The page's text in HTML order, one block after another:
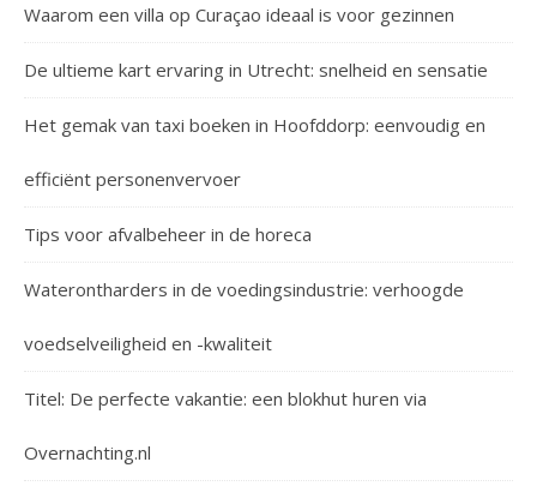
Waarom een villa op Curaçao ideaal is voor gezinnen
De ultieme kart ervaring in Utrecht: snelheid en sensatie
Het gemak van taxi boeken in Hoofddorp: eenvoudig en
efficiënt personenvervoer
Tips voor afvalbeheer in de horeca
Waterontharders in de voedingsindustrie: verhoogde
voedselveiligheid en -kwaliteit
Titel: De perfecte vakantie: een blokhut huren via
Overnachting.nl